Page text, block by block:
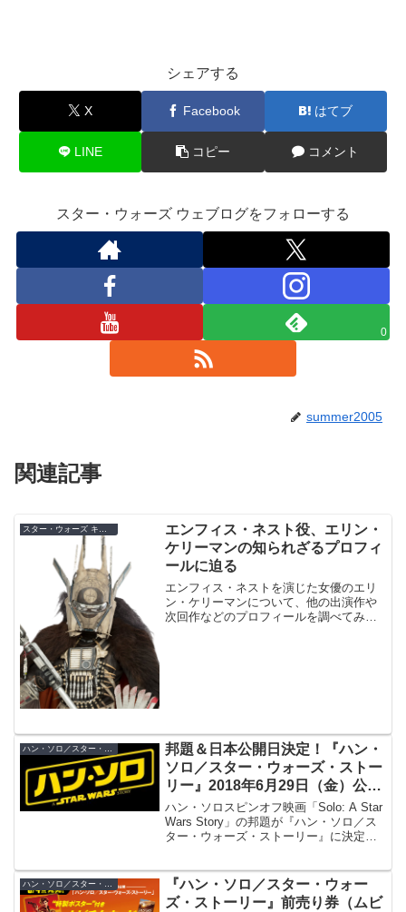
シェアする
X Facebook はてブ
LINE コピー コメント
スター・ウォーズ ウェブログをフォローする
0
summer2005
関連記事
エンフィス・ネスト役、エリン・
ケリーマンの知られざるプロフィ
ールに迫る
エンフィス・ネストを演じた女優のエリ
ン・ケリーマンについて、他の出演作や
次回作などのプロフィールを調べてみま
邦題＆日本公開日決定！『ハン・
ソロ／スター・ウォーズ・ストー
リー』2018年6月29日（金）公
開！全米から1ヶ月後の公開の理
由は
ハン・ソロスピンオフ映画「Solo: A Star
Wars Story」の邦題が『ハン・ソロ／ス
ター・ウォーズ・ストーリー』に決定
が日本のファンにどのような意味を持つ
のか、解説します。
ハン・ソロ／スター・ウォーズ・ストーリー
『ハン・ソロ／スター・ウォー
ズ・ストーリー』前売り券（ムビ